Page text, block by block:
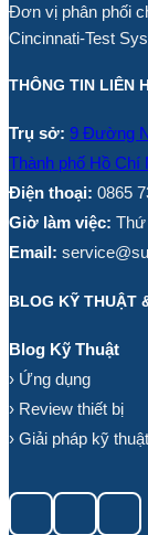
Đơn vị phân phối
Cincinnati-Test
THÔNG TIN LIÊN
Trụ sở: 9 Đường
Thành phố Hồ Chí
Điện thoại: 0865
Giờ làm việc: Thứ
Email:
BLOG KỸ THUẬT
Blog Kỹ Thuật
› Ứng dụng
› Review thiết bị
› Giải pháp kỹ thuật